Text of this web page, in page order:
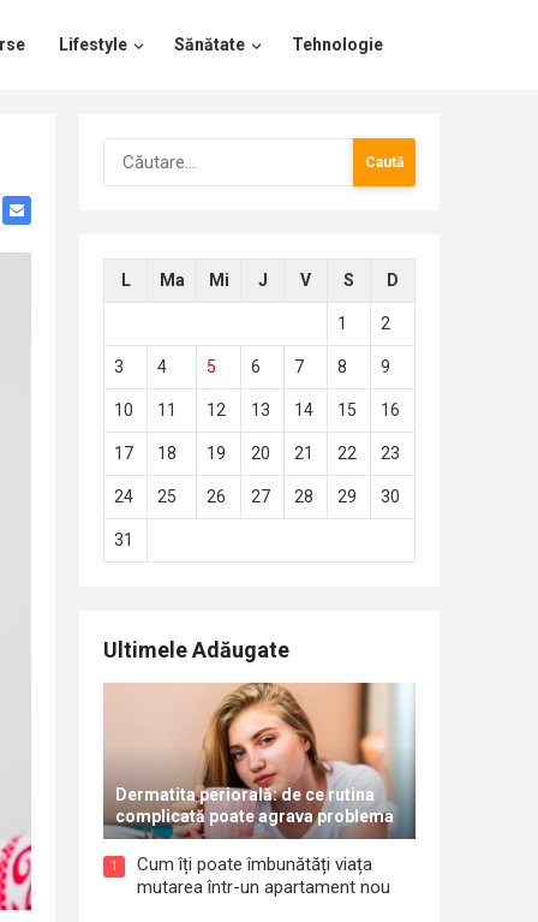
Lifestyle Sănătate Tehnologie
Caută
după:
L Ma Mi J V S D
1 2
3 4 5 6 7 8 9
10 11 12 13 14 15 16
17 18 19 20 21 22 23
24 25 26 27 28 29 30
31
Ultimele Adăugate
Dermatita periorală: de ce rutina
complicată poate agrava problema
1
Cum îți poate îmbunătăți viața
mutarea într-un apartament nou